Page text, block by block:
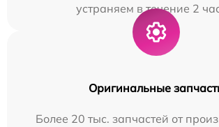
устраняем в течение 2
Оригинальные
Более 20 тыс. запчастей от